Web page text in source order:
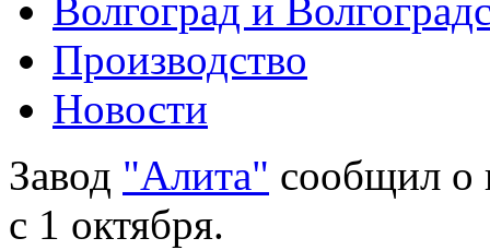
Волгоград и
Производство
Новости
Завод "Алита" сообщил о
с 1 октября.